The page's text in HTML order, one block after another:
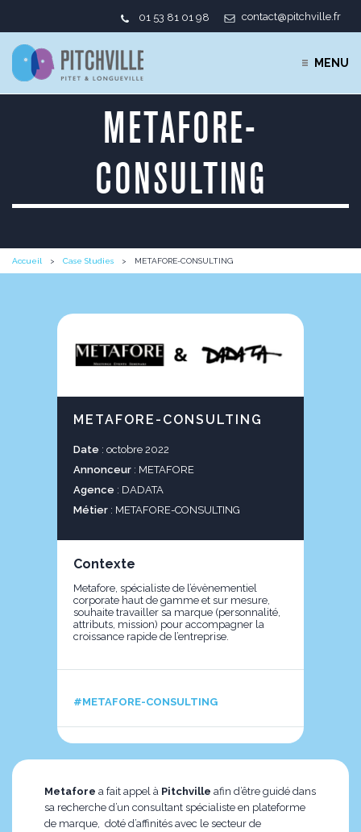
01 53 81 01 98 contact@pitchville.fr
MENU
METAFORE-
CONSULTING
Accueil Case Studies METAFORE-CONSULTING
METAFORE-CONSULTING
Date : octobre 2022
Annonceur : METAFORE
Agence : DADATA
Métier : METAFORE-CONSULTING
Contexte
Metafore, spécialiste de l’évènementiel
corporate haut de gamme et sur mesure,
souhaite travailler sa marque (personnalité,
attributs, mission) pour accompagner la
croissance rapide de l’entreprise.
#METAFORE-CONSULTING
Metafore a fait appel à Pitchville afin d’être guidé dans
sa recherche d’un consultant spécialiste en plateforme
de marque, doté d’affinités avec le secteur de